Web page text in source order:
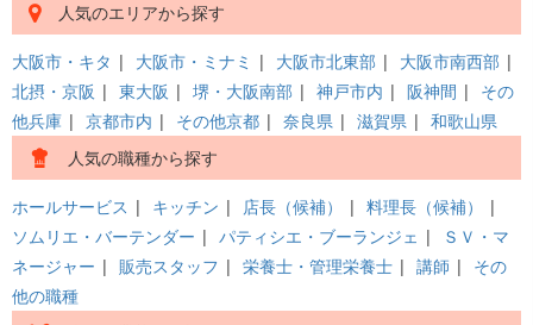
人気のエリアから探す
大阪市・キタ | 大阪市・ミナミ | 大阪市北東部 | 大阪市南西部 |
北摂・京阪 | 東大阪 | 堺・大阪南部 | 神戸市内 | 阪神間 | その
他兵庫 | 京都市内 | その他京都 | 奈良県 | 滋賀県 | 和歌山県
人気の職種から探す
ホールサービス | キッチン | 店長（候補） | 料理長（候補）
|
ソムリエ・バーテンダー | パティシエ・ブーランジェ |
ＳＶ・マ
ネージャー | 販売スタッフ | 栄養士・管理栄養士 | 講師 | その
他の職種